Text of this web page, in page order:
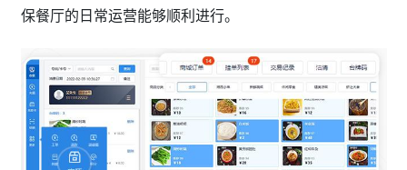
保餐厅的日常运营能够顺利进行。